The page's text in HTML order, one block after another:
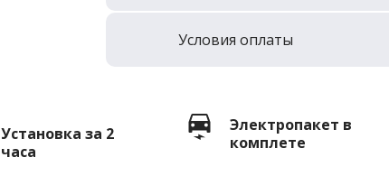
Условия оплаты
Установка за 2
часа
Электропакет в
комплете